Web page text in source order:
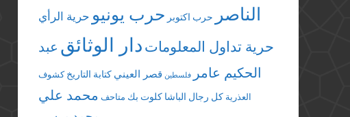
الناصر
حرب اكتوبر حرب يونيو حرية الرأي
حرية تداول المعلومات دار الوثائق عبد
الحكيم عامر
فلسطين قصر العيني كتابة التاريخ كشوف
العذرية كل رجال الباشا كلوت بك متاحف محمد علي